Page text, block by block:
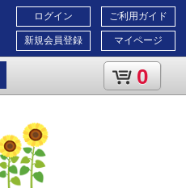
ご利用ガイド
マイページ
ログイン
新規会員登録
0